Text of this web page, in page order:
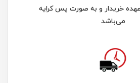
خریدار و به صورت پس کرایه
می‌باشد